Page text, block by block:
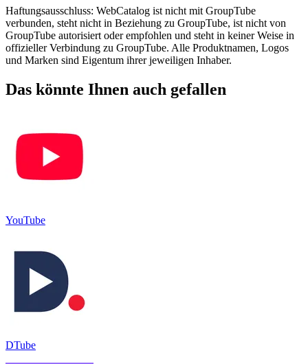
Haftungsausschluss: WebCatalog ist nicht mit GroupTube
verbunden, steht nicht in Beziehung zu GroupTube, ist nicht von
GroupTube autorisiert oder empfohlen und steht in keiner Weise in
offizieller Verbindung zu GroupTube. Alle Produktnamen, Logos
und Marken sind Eigentum ihrer jeweiligen Inhaber.
Das könnte Ihnen auch gefallen
YouTube
DTube